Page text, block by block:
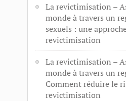
La revictimisation –
monde à travers un
sexuels : une
revictimisation
La revictimisation –
monde à travers un
Comment réduire le
revictimisation